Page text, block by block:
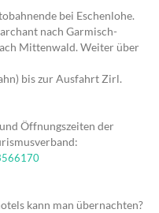
bei Eschenlohe.
nach Garmisch-
Mittenwald. Weiter über
bis zur Ausfahrt Zirl.
Öffnungszeiten der
kann man übernachten?